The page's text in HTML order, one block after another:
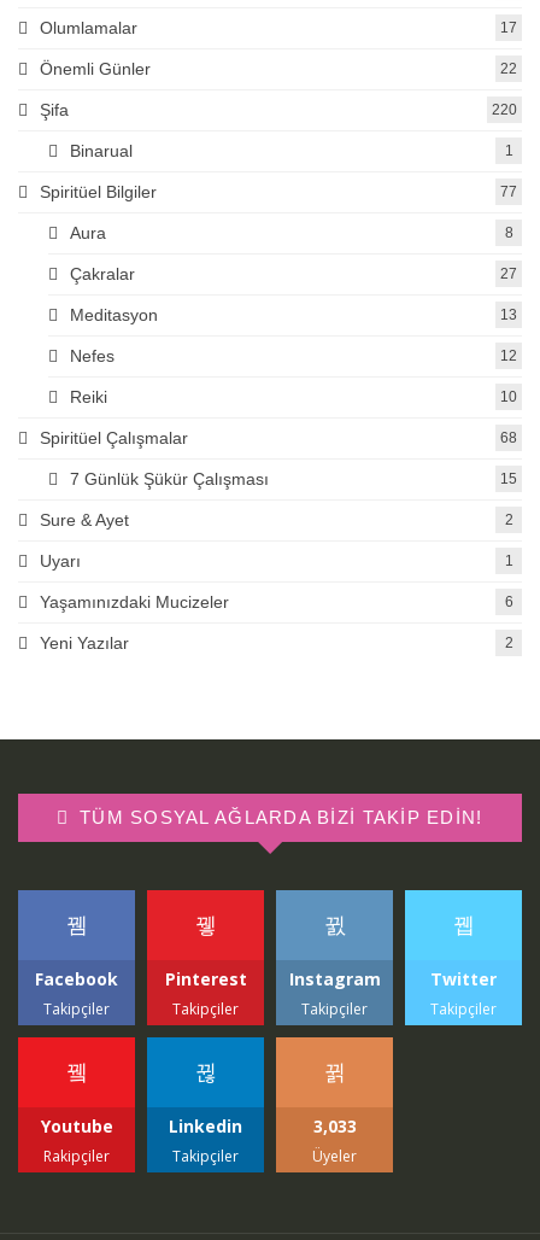
Olumlamalar 17
Önemli Günler 22
Şifa 220
Binarual 1
Spiritüel Bilgiler 77
Aura 8
Çakralar 27
Meditasyon 13
Nefes 12
Reiki 10
Spiritüel Çalışmalar 68
7 Günlük Şükür Çalışması 15
Sure & Ayet 2
Uyarı 1
Yaşamınızdaki Mucizeler 6
Yeni Yazılar 2
TÜM SOSYAL AĞLARDA BIZI TAKIP EDIN!
Facebook
Takipçiler
Pinterest
Takipçiler
Instagram
Takipçiler
Twitter
Takipçiler
Youtube
Rakipçiler
Linkedin
Takipçiler
3,033
Üyeler